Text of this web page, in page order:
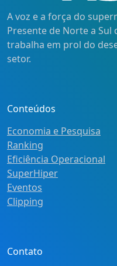
A voz e a força do
Presente de Norte a
trabalha em prol do
setor.
Conteúdos
Economia e Pesquisa
Ranking
Eficiência Operacional
SuperHiper
Eventos
Clipping
Contato